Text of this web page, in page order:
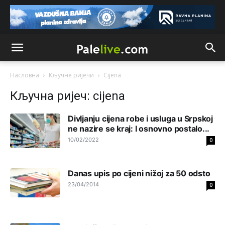
Насловна Кључне ријечи Cijena
Кључна ријеч: cijena
Divljanju cijеna robе i usluga u Srpskoj
nе nazirе sе kraj: I osnovno postalo...
10/02/2022 0
Danas upis po cijeni nižoj za 50 odsto
23/04/2014 0
Uvijek se mora na prvo mjesto staviti svoj građanin i
svoj grad
isporuka vode za Sarajevo je smanjena zbog kvara na
Šarović i dodik upotri***še svoje đžokere za izazivanje
predizbornog
označena kao rak rana RS.
Анонимно2022778 8:21
Sipu Mup SAJ da ih istresu iz gaća poslije ***stava u
sred grada!!!!!
Анонимно2801129
koje dobije iz Kantona